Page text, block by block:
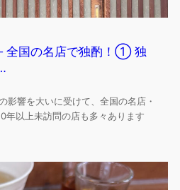
全国の名店で独酌！① 独
影響を大いに受けて、全国の名店・
年以上未訪問の店も多々あります